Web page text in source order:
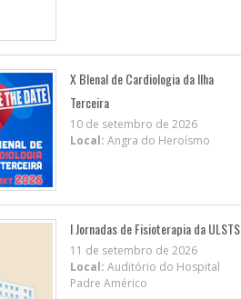
X BIenal de Cardiologia da Ilha
Terceira
10 de setembro de 2026
Local: Angra do Heroísmo
I Jornadas de Fisioterapia da ULSTS
11 de setembro de 2026
Local: Auditório do Hospital
Padre Américo